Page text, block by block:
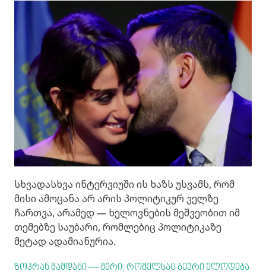
სხვადასხვა ინტერვიუში ის ხაზს უსვამს, რომ
მისი ამოცანა არ არის პოლიტიკურ ველზე
ჩართვა, არამედ — ხელოვნების მეშვეობით იმ
თემებზე საუბარი, რომლებიც პოლიტიკაზე
მეტად ადამიანურია.
ზოჰრან მამდანი — მერი, რომელსაც ბევრი ელოდება